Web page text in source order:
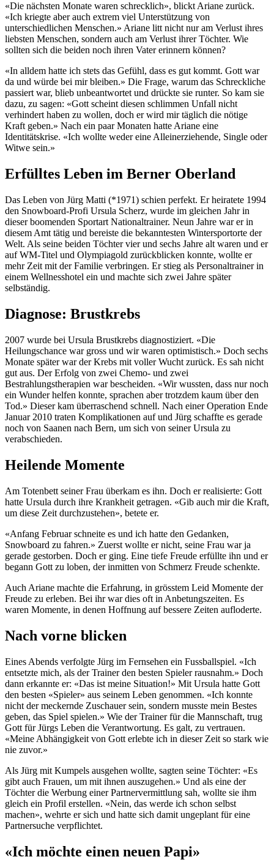
«Die nächsten Monate waren schrecklich», blickt Ariane zurück.
«Ich kriegte aber auch extrem viel Unterstützung von
unterschiedlichen Menschen.» Ariane litt nicht nur am Verlust ihres
liebsten Menschen, sondern auch am Verlust ihrer Töchter. Wie
sollten sich die beiden noch ihren Vater erinnern können?
«In alldem hatte ich stets das Gefühl, dass es gut kommt. Gott war
da und würde bei mir bleiben.» Die Frage, warum das Schreckliche
passiert war, blieb unbeantwortet und drückte sie runter. So kam sie
dazu, zu sagen: «Gott scheint diesen schlimmen Unfall nicht
verhindert haben zu wollen, doch er wird mir täglich die nötige
Kraft geben.» Nach ein paar Monaten hatte Ariane eine
Identitätskrise. «Ich wollte weder eine Alleinerziehende, Single oder
Witwe sein.»
Erfülltes Leben im Berner Oberland
Das Leben von Jürg Matti (*1971) schien perfekt. Er heiratete 1994
den Snowboard-Profi Ursula Scherz, wurde im gleichen Jahr in
dieser boomenden Sportart Nationaltrainer. Neun Jahre war er in
diesem Amt tätig und bereiste die bekanntesten Wintersportorte der
Welt. Als seine beiden Töchter vier und sechs Jahre alt waren und er
auf WM-Titel und Olympiagold zurückblicken konnte, wollte er
mehr Zeit mit der Familie verbringen. Er stieg als Personaltrainer in
einem Wellnesshotel ein und machte sich zwei Jahre später
selbständig.
Diagnose: Brustkrebs
2007 wurde bei Ursula Brustkrebs diagnostiziert. «Die
Heilungschance war gross und wir waren optimistisch.» Doch sechs
Monate später war der Krebs mit voller Wucht zurück. Es sah nicht
gut aus. Der Erfolg von zwei Chemo- und zwei
Bestrahlungstherapien war bescheiden. «Wir wussten, dass nur noch
ein Wunder helfen konnte, sprachen aber trotzdem kaum über den
Tod.» Dieser kam überraschend schnell. Nach einer Operation Ende
Januar 2010 traten Komplikationen auf und Jürg schaffte es gerade
noch von Saanen nach Bern, um sich von seiner Ursula zu
verabschieden.
Heilende Momente
Am Totenbett seiner Frau überkam es ihn. Doch er realisierte: Gott
hatte Ursula durch ihre Krankheit getragen. «Gib auch mir die Kraft,
um diese Zeit durchzustehen», betete er.
«Anfang Februar schneite es und ich hatte den Gedanken,
Snowboard zu fahren.» Zuerst wollte er nicht, seine Frau war ja
gerade gestorben. Doch er ging. Eine tiefe Freude erfüllte ihn und er
begann Gott zu loben, der inmitten von Schmerz Freude schenkte.
Auch Ariane machte die Erfahrung, in grösstem Leid Momente der
Freude zu erleben. Bei ihr war dies oft in Anbetungszeiten. Es
waren Momente, in denen Hoffnung auf bessere Zeiten aufloderte.
Nach vorne blicken
Eines Abends verfolgte Jürg im Fernsehen ein Fussballspiel. «Ich
entsetzte mich, als der Trainer den besten Spieler rausnahm.» Doch
dann erkannte er: «Das ist meine Situation!» Mit Ursula hatte Gott
den besten «Spieler» aus seinem Leben genommen. «Ich konnte
nicht der meckernde Zuschauer sein, sondern musste mein Bestes
geben, das Spiel spielen.» Wie der Trainer für die Mannschaft, trug
Gott für Jürgs Leben die Verantwortung. Es galt, zu vertrauen.
«Meine Abhängigkeit von Gott erlebte ich in dieser Zeit so stark wie
nie zuvor.»
Als Jürg mit Kumpels ausgehen wollte, sagten seine Töchter: «Es
gibt auch Frauen, um mit ihnen auszugehen.» Und als eine der
Töchter die Werbung einer Partnervermittlung sah, wollte sie ihm
gleich ein Profil erstellen. «Nein, das werde ich schon selbst
machen», wehrte er sich und hatte sich damit ungeplant für eine
Partnersuche verpflichtet.
«Ich möchte einen neuen Papi»